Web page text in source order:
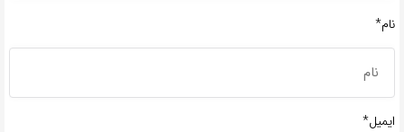
نام*
ایمیل*